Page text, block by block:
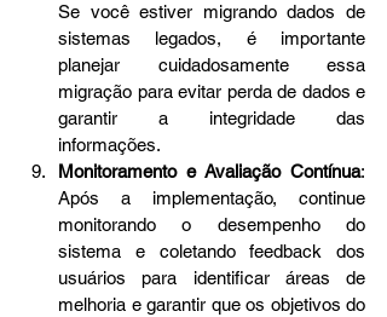
Se você estiver migrando dados de
sistemas legados, é importante
planejar cuidadosamente essa
migração para evitar perda de dados e
garantir a integridade das
informações.
Monitoramento e Avaliação Contínua:
Após a implementação, continue
monitorando o desempenho do
sistema e coletando feedback dos
usuários para identificar áreas de
melhoria e garantir que os objetivos do